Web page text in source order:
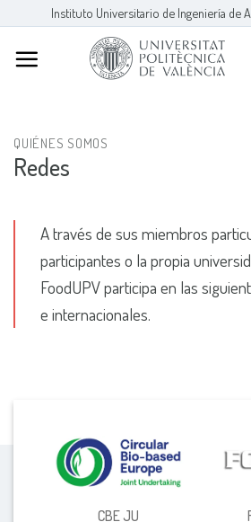
content
Instituto Universitario de Ingeniería de
QUIÉNES SOMOS
Redes
A través de sus miembros
participantes o la propia
FoodUPV participa en las
e internacionales.
CBE JU